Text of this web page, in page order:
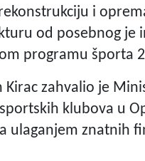
i
od posebnog je
programu športa
Kirac zahvalio je
klubova u
ulaganjem znatnih